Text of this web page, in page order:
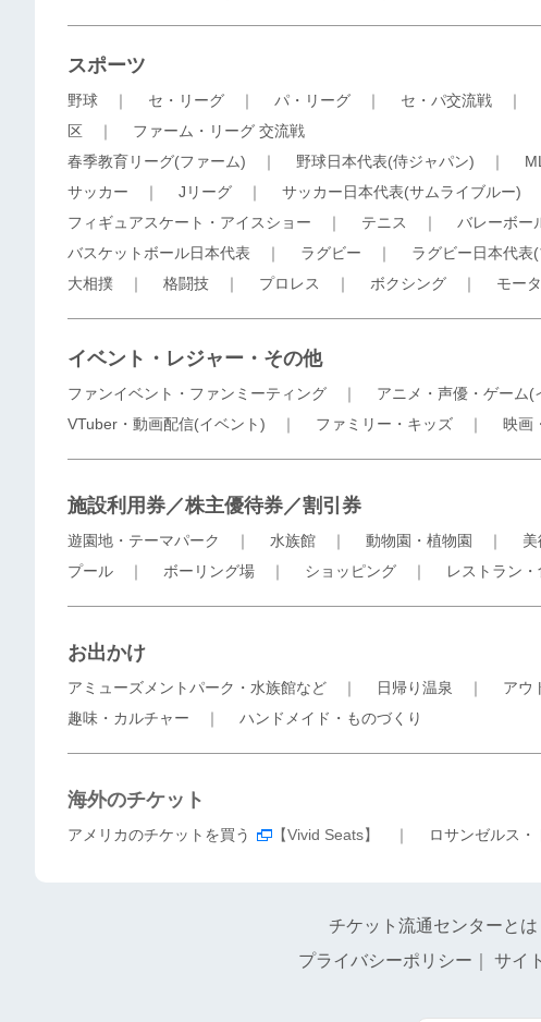
スポーツ
野球 ｜ セ・リーグ ｜ パ・リーグ ｜ セ・パ交流戦 ｜
区 ｜ ファーム・リーグ 交流戦
春季教育リーグ(ファーム) ｜ 野球日本代表(侍ジャパン) ｜
サッカー ｜ Jリーグ ｜ サッカー日本代表(サムライブルー)
フィギュアスケート・アイスショー ｜ テニス ｜ バレーボー
バスケットボール日本代表 ｜ ラグビー ｜ ラグビー日本代表
大相撲 ｜ 格闘技 ｜ プロレス ｜ ボクシング ｜ モー
イベント・レジャー・その他
ファンイベント・ファンミーティング ｜ アニメ・声優・ゲーム(
VTuber・動画配信(イベント) ｜ ファミリー・キッズ ｜ 映画
施設利用券／株主優待券／割引券
遊園地・テーマパーク ｜ 水族館 ｜ 動物園・植物園 ｜
プール ｜ ボーリング場 ｜ ショッピング ｜ レストラン
お出かけ
アミューズメントパーク・水族館など ｜ 日帰り温泉 ｜ アウ
趣味・カルチャー ｜ ハンドメイド・ものづくり
海外のチケット
アメリカのチケットを買う 【Vivid Seats】 ｜ ロサンゼルス・
チケット流通センターとは
プライバシーポリシー
サイ